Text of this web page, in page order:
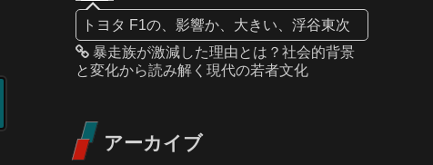
トヨタ F1の、影響か、大きい、浮谷東次
暴走族が激減した理由とは？社会的背景
と変化から読み解く現代の若者文化
アーカイブ